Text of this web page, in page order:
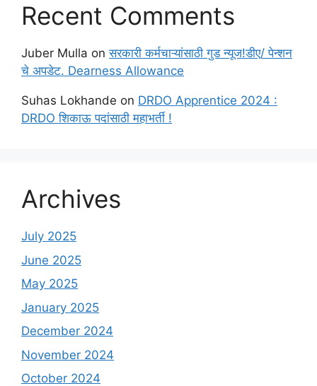
Recent Comments
Juber Mulla onसरकारी कर्मचाऱ्यांसाठी गुड न्यूज!डीए/ पेन्शन
चे अपडेट. Dearness Allowance
Suhas Lokhande on DRDO Apprentice 2024 :
DRDO शिकाऊ पदांसाठी महाभर्ती !
Archives
July 2025
June 2025
May 2025
January 2025
December 2024
November 2024
October 2024